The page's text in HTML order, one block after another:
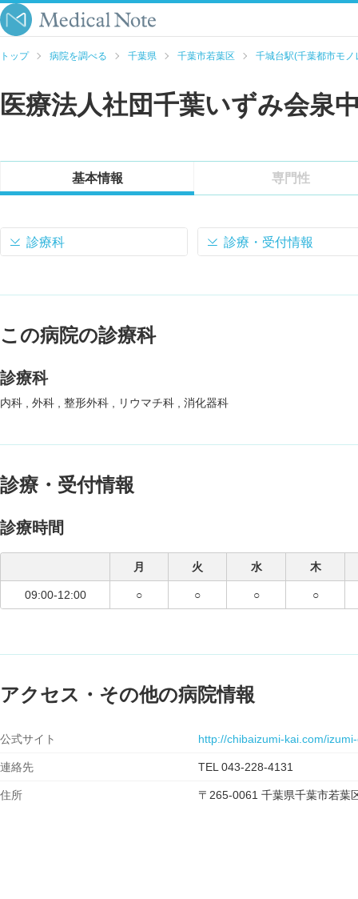
トップ 病院を調べる 千葉県 千葉市若葉区 千城台駅(千葉都市モノ
医療法人社団千葉いずみ会泉
基本情報 専門性
診療科 診療・受付情報
この病院の診療科
診療科
内科 外科 整形外科 リウマチ科 消化器科
診療・受付情報
診療時間
月 火 水 木
09:00-12:00 ○ ○ ○ ○
アクセス・その他の病院情報
公式サイト http://chibaizumi-kai.com/
連絡先 TEL 043-228-4131
住所 〒265-0061 千葉県千葉市若葉